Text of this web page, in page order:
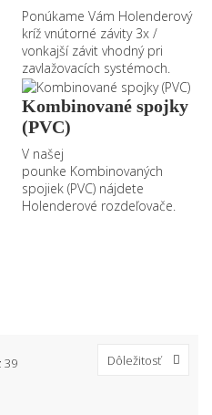
Ponúkame Vám Holenderový
kríž vnútorné závity 3x /
vonkajší závit vhodný pri
zavlažovacích systémoch.
Kombinované spojky
(PVC)
V našej
pounke Kombinovaných
spojiek (PVC) nájdete
Holenderové rozdeľovače.
39
Dôležitosť